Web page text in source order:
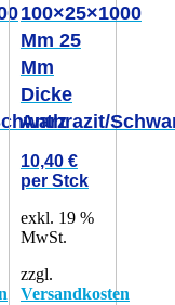
100×25×1000
Mm 25
Mm
Dicke
Anthrazit/
10,40 €
per Stck
exkl. 19 %
MwSt.
zzgl.
Versandkosten